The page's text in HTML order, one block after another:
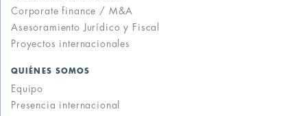
Corporate finance / M&A
Asesoramiento Jurídico y Fiscal
Proyectos internacionales
QUIÉNES SOMOS
Equipo
Presencia internacional